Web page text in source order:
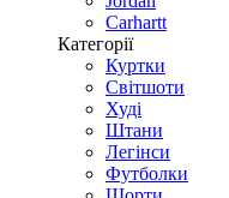
Carhartt
Категорії
Куртки
Світшоти
Худі
Штани
Легінси
Футболки